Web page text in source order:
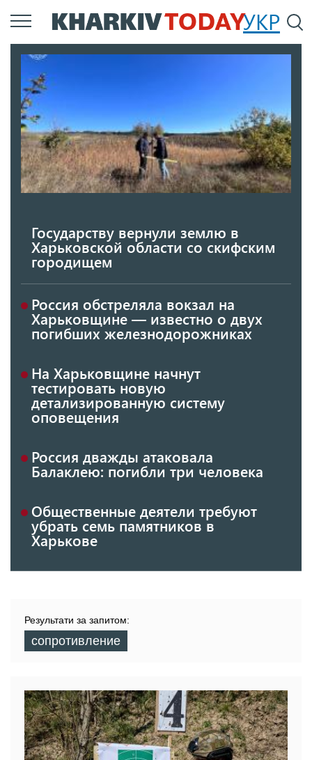
Перейти
к
УКР
Государству вернули землю в
Харьковской области со скифским
городищем
Россия обстреляла вокзал на
Харьковщине — известно о двух
погибших железнодорожниках
На Харьковщине начнут
тестировать новую
детализированную систему
оповещения
Россия дважды атаковала
Балаклею: погибли три человека
Общественные деятели требуют
убрать семь памятников в
Харькове
Результати за запитом:
сопротивление